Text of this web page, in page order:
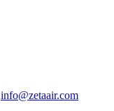
info@zetaair.com